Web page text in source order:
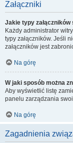
Załączniki
Jakie typy
Każdy administrator
typy załączników. Jeśli
załączników jest
Na górę
W jaki sposób można
Aby wyświetlić listę
panelu zarządzania
Na górę
Zagadnienia